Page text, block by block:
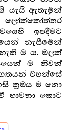
යැයි ඇතැමුන්
ඉපදීමට
නැසීමෙන්
ම ය. මලක්
ම නිවන්
වහන්සේ
ක්‍රමය ම නො
භාවනා කොට